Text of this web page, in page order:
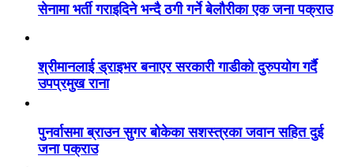
सेनामा भर्ती गराइदिने भन्दै ठगी गर्ने बेलौरीका एक जना पक्राउ
श्रीमानलाई ड्राइभर बनाएर सरकारी गाडीको दुरुपयोग गर्दै
उपप्रमुख राना
पुनर्वासमा ब्राउन सुगर बोकेका सशस्त्रका जवान सहित दुई
जना पक्राउ